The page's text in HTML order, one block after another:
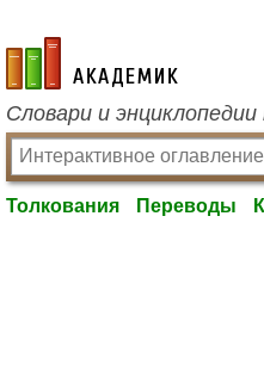
academic.ru
Словари и
Толкования Переводы